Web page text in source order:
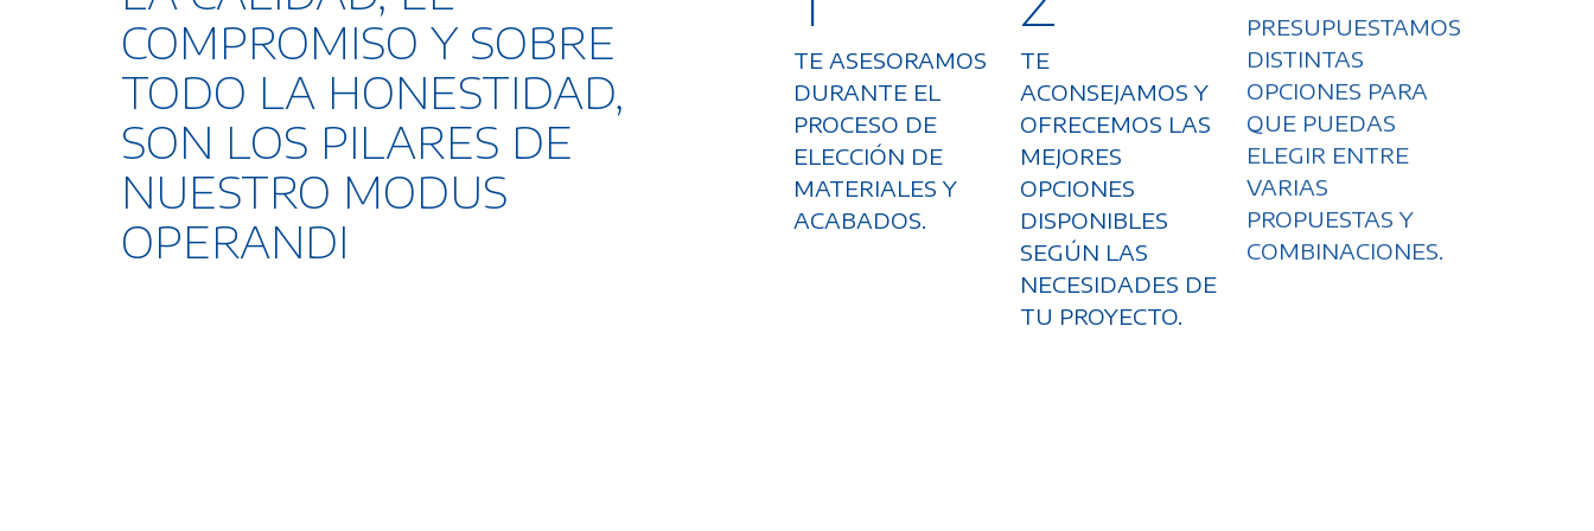
COMPROMISO Y SOBRE
TODO LA HONESTIDAD,
SON LOS PILARES DE
NUESTRO MODUS
OPERANDI
TE ASESORAMOS
DURANTE EL
PROCESO DE
ELECCIÓN DE
MATERIALES Y
ACABADOS.
TE
ACONSEJAMOS Y
OFRECEMOS LAS
MEJORES
OPCIONES
DISPONIBLES
SEGÚN LAS
NECESIDADES DE
TU PROYECTO.
PRESUPUESTAMOS
DISTINTAS
OPCIONES PARA
QUE PUEDAS
ELEGIR ENTRE
VARIAS
PROPUESTAS Y